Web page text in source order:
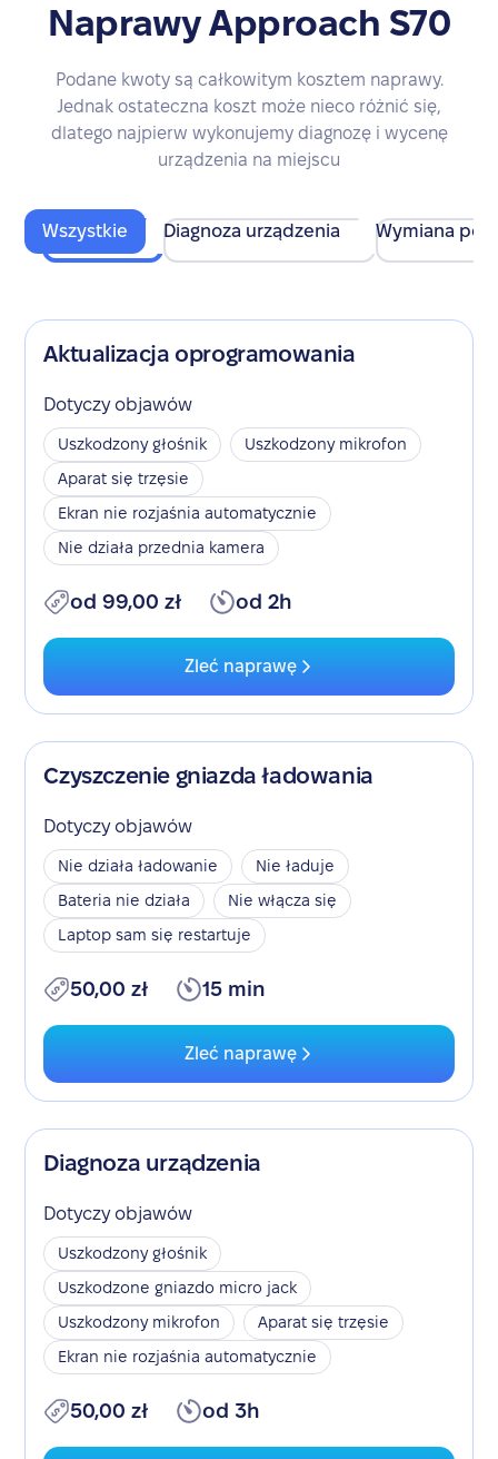
Naprawy Approach S70
Podane kwoty są całkowitym kosztem naprawy.
Jednak ostateczna koszt może nieco różnić się,
dlatego najpierw wykonujemy diagnozę i wycenę
urządzenia na miejscu
Wszystkie Diagnoza urządzenia Wymiana
Aktualizacja oprogramowania
Dotyczy objawów
Uszkodzony głośnik
Uszkodzony mikrofon
Aparat się trzęsie
Ekran nie rozjaśnia automatycznie
Nie działa przednia kamera
od 99,00 zł od 2h
Zleć naprawę
Czyszczenie gniazda ładowania
Dotyczy objawów
Nie działa ładowanie
Nie ładuje
Bateria nie działa
Nie włącza się
Laptop sam się restartuje
50,00 zł 15 min
Zleć naprawę
Diagnoza urządzenia
Dotyczy objawów
Uszkodzony głośnik
Uszkodzone gniazdo micro jack
Uszkodzony mikrofon
Aparat się trzęsie
Ekran nie rozjaśnia automatycznie
50,00 zł od 3h